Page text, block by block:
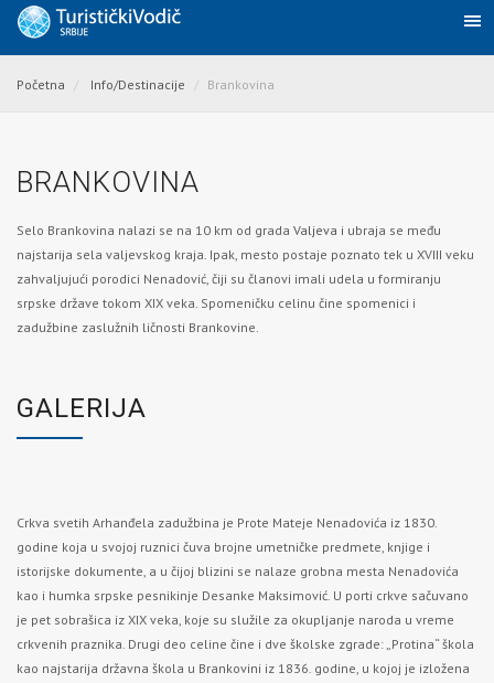
Početna Info/Destinacije Brankovina
BRANKOVINA
Selo Brankovina nalazi se na 10 km od grada Valjeva i ubraja se među
najstarija sela valjevskog kraja. Ipak, mesto postaje poznato tek u XVIII veku
zahvaljujući porodici Nenadović, čiji su članovi imali udela u formiranju
srpske države tokom XIX veka. Spomeničku celinu čine spomenici i
zadužbine zaslužnih ličnosti Brankovine.
GALERIJA
Crkva svetih Arhanđela zadužbina je Prote Mateje Nenadovića iz 1830.
godine koja u svojoj ruznici čuva brojne umetničke predmete, knjige i
istorijske dokumente, a u čijoj blizini se nalaze grobna mesta Nenadovića
kao i humka srpske pesnikinje Desanke Maksimović. U porti crkve sačuvano
je pet sobrašica iz XIX veka, koje su služile za okupljanje naroda u vreme
crkvenih praznika. Drugi deo celine čine i dve školske zgrade: „Protina“ škola
kao najstarija državna škola u Brankovini iz 1836. godine, u kojoj je izložena